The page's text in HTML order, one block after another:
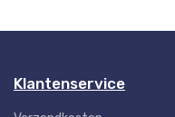
Klantenservice